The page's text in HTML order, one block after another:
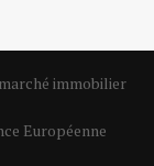
immobilier
Européenne